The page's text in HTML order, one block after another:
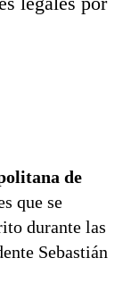
de
que se
durante las
Sebastián